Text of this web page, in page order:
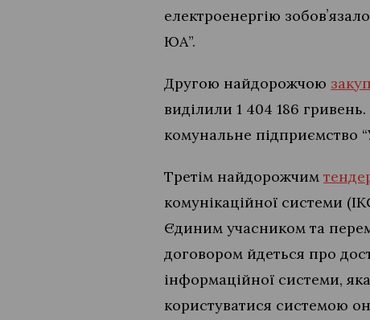
електроенергію
ЮА”.
Другою найдорожчою
виділили 1 404 186
комунальне підприємство
Третім найдорожчим
комунікаційної системи
Єдиним учасником та
договором йдеться про
інформаційної системи,
користуватися системою